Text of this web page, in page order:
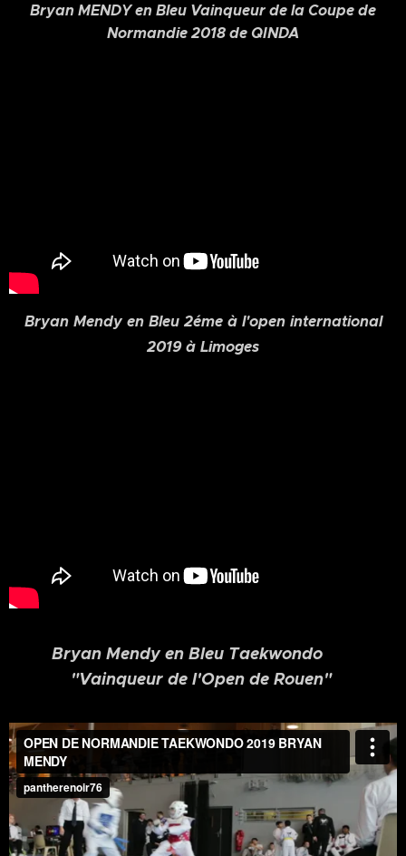
Bryan MENDY en Bleu Vainqueur de la Coupe de
Normandie 2018 de QINDA
Bryan Mendy en Bleu 2éme à l'open international
2019 à Limoges
Bryan Mendy en Bleu Taekwondo
"Vainqueur de l'Open de Rouen"